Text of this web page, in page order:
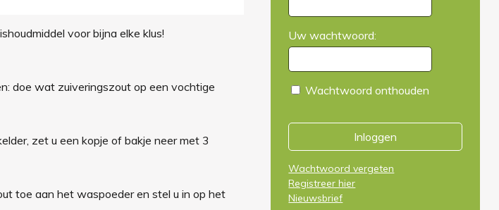
voor bijna elke klus!
doe wat zuiveringszout op een vochtige
zet u een kopje of bakje neer met 3
toe aan het waspoeder en stel u in op het
Uw wachtwoord:
Wachtwoord onthouden
Inloggen
Wachtwoord vergeten
Registreer hier
Nieuwsbrief